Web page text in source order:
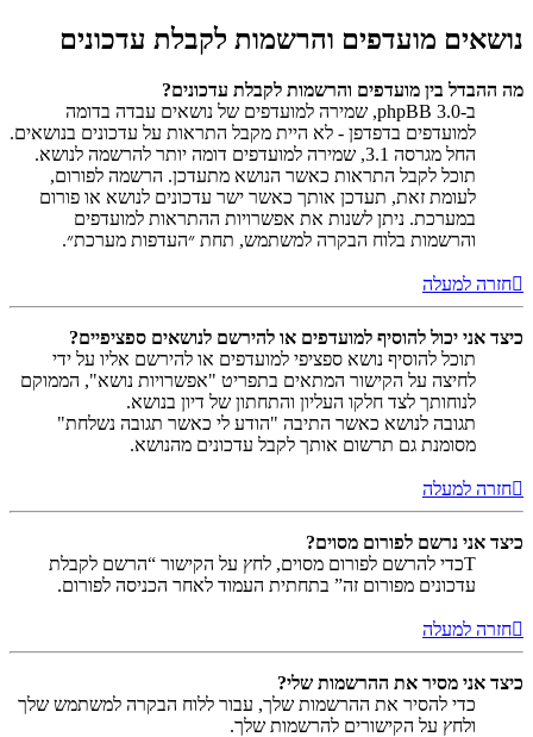
נושאים מועדפים והרשמות לקבלת עדכונים
מה ההבדל בין מועדפים והרשמות לקבלת עדכונים?
ב-phpBB 3.0, שמירה למועדפים של נושאים עבדה בדומה
למועדפים בדפדפן - לא היית מקבל התראות על עדכונים בנושאים.
החל מגרסה 3.1, שמירה למועדפים דומה יותר להרשמה לנושא.
תוכל לקבל התראות כאשר הנושא מתעדכן. הרשמה לפורום,
לעומת זאת, תעדכן אותך כאשר ישר עדכונים לנושא או פורום
במערכת. ניתן לשנות את אפשרויות ההתראות למועדפים
והרשמות בלוח הבקרה למשתמש, תחת ״העדפות מערכת״.
חזרה למעלה
כיצד אני יכול להוסיף למועדפים או להירשם לנושאים ספציפיים?
תוכל להוסיף נושא ספציפי למועדפים או להירשם אליו על ידי
לחיצה על הקישור המתאים בתפריט "אפשרויות נושא", הממוקם
לנוחותך לצד חלקו העליון והתחתון של דיון בנושא.
תגובה לנושא כאשר התיבה "הודע לי כאשר תגובה נשלחת"
מסומנת גם תרשום אותך לקבל עדכונים מהנושא.
חזרה למעלה
כיצד אני נרשם לפורום מסוים?
Tכדי להרשם לפורום מסוים, לחץ על הקישור “הרשם לקבלת
עדכונים מפורום זה” בתחתית העמוד לאחר הכניסה לפורום.
חזרה למעלה
כיצד אני מסיר את ההרשמות שלי?
כדי להסיר את ההרשמות שלך, עבור ללוח הבקרה למשתמש שלך
ולחץ על הקישורים להרשמות שלך.